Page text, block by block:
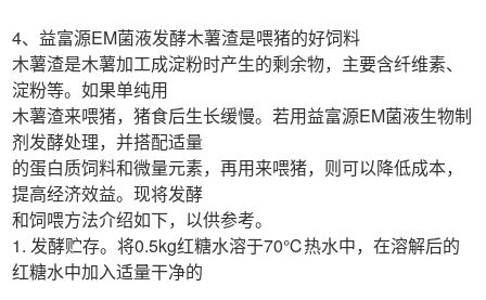
4、益富源EM菌液发酵木薯渣是喂猪的好饲料
木薯渣是木薯加工成淀粉时产生的剩余物，主要含纤维素、
淀粉等。如果单纯用
木薯渣来喂猪，猪食后生长缓慢。若用益富源EM菌液生物制
剂发酵处理，并搭配适量
的蛋白质饲料和微量元素，再用来喂猪，则可以降低成本，
提高经济效益。现将发酵
和饲喂方法介绍如下，以供参考。
1. 发酵贮存。将0.5kg红糖水溶于70℃热水中，在溶解后的
红糖水中加入适量干净的